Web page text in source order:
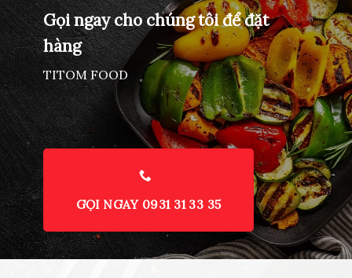
Gọi ngay cho chúng tôi để đặt
hàng
TITOM FOOD
GỌI NGAY 0931 31 33 35